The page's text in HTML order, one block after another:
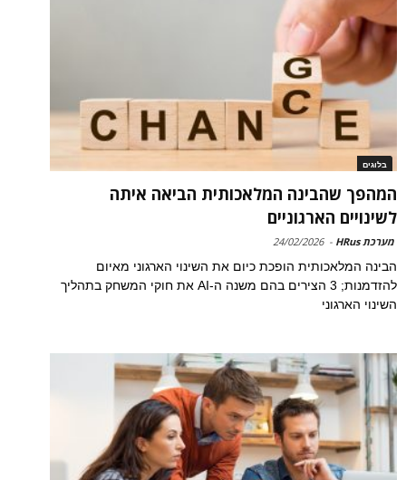
בלוגים
המהפך שהבינה המלאכותית הביאה איתה
לשינויים הארגוניים
מערכת HRus -
24/02/2026
הבינה המלאכותית הופכת כיום את השינוי הארגוני מאיום
להזדמנות; 3 הצירים בהם משנה ה-AI את חוקי המשחק בתהליך
השינוי הארגוני